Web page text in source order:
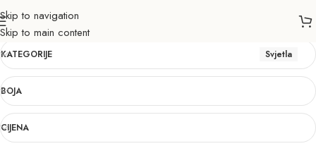
Skip to navigation
Skip to main content
Svjetla
KATEGORIJE Svjetla
BOJA
CIJENA